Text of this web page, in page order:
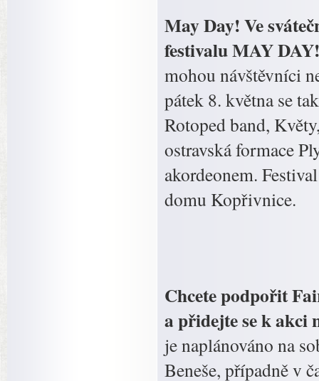
May Day! Ve
festivalu MAY
mohou návštěvníci
pátek 8. května se
Rotoped band,
ostravská formace
akordeonem.
domu Kopřivnice.
Chcete podpořit
a přidejte se k akci
je naplánováno na
Beneše, případně v